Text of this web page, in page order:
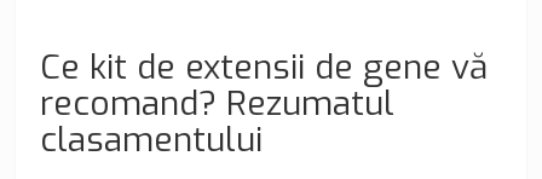
Ce kit de extensii de gene vă
recomand? Rezumatul
clasamentului